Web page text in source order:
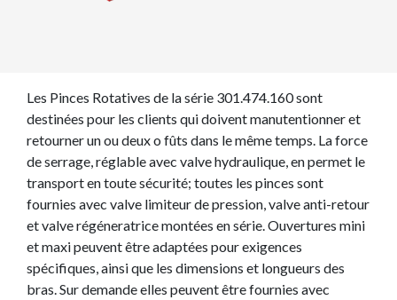
Les Pinces Rotatives de la série 301.474.160 sont
destinées pour les clients qui doivent manutentionner et
retourner un ou deux o fûts dans le même temps. La force
de serrage, réglable avec valve hydraulique, en permet le
transport en toute sécurité; toutes les pinces sont
fournies avec valve limiteur de pression, valve anti-retour
et valve régéneratrice montées en série. Ouvertures mini
et maxi peuvent être adaptées pour exigences
spécifiques, ainsi que les dimensions et longueurs des
bras. Sur demande elles peuvent être fournies avec